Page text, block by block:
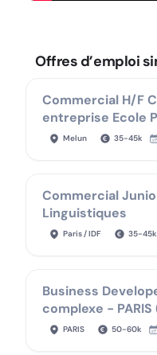
Offres d’emploi
Commercial H/F
entreprise Ecole
Melun 35-45k
Commercial
Linguistiques
Paris / IDF 35-45k
Business
complexe - PARIS
PARIS 50-60k